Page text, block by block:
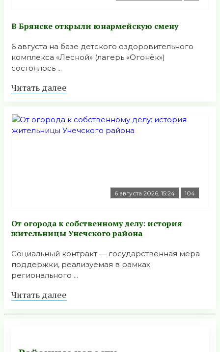
В Брянске открыли юнармейскую смену
6 августа на базе детского оздоровительного
комплекса «Лесной» (лагерь «Огонёк»)
состоялось ...
Читать далее
6 августа 2026, 15:24 104
От огорода к собственному делу: история
жительницы Унечского района
Социальный контракт — государственная мера
поддержки, реализуемая в рамках
регионального ...
Читать далее